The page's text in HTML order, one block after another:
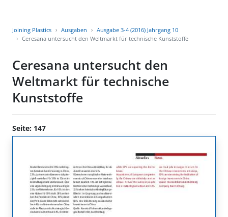
Joining Plastics Ausgaben
Ausgabe 3-4 (2016) Jahrgang 10
Ceresana untersucht den Weltmarkt für technische Kunststoffe
Ceresana untersucht den
Weltmarkt für technische
Kunststoffe
Seite: 147